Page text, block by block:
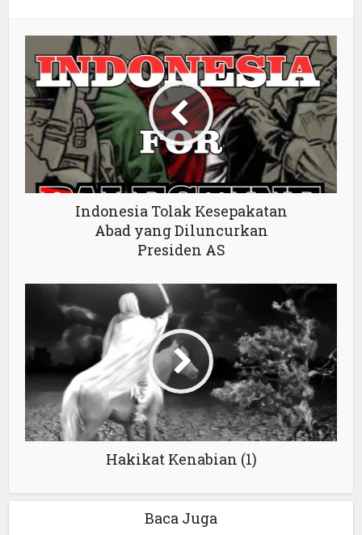
Indonesia Tolak Kesepakatan
Abad yang Diluncurkan
Presiden AS
Hakikat Kenabian (1)
Baca Juga